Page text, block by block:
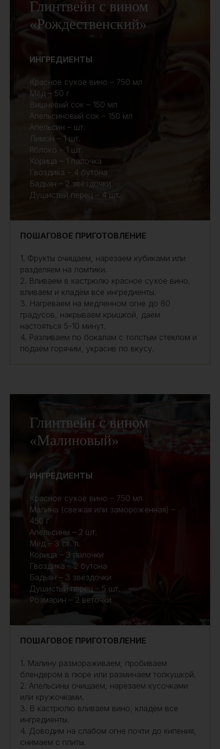
Глинтвейн с вином
«Рождественский»
ИНГРЕДИЕНТЫ
Красное сухое вино – 750 мл
Мёд – 50 г
Вишнёвый сок – 150 мл
Апельсиновый сок – 150 мл
Апельсин – шт.
Лимон – 1 шт.
Яблоко – 1 шт.
Корица – 1 палочка
Гвоздика – 4 бутона
Бадьян – 2 звёздочки
Душистый перец – 4 шт.
ПОШАГОВОЕ ПРИГОТОВЛЕНИЕ
1. Фрукты очищаем, нарезаем кубиками или
разделяем на ломтики.
2. Вливаем в кастрюлю красное сухое вино,
вливаем и кладём все ингредиенты.
3. Нагреваем на медленном огне до 80
градусов, накрываем крышкой, даём
настояться 5-10 минут.
4. Разливаем по бокалам с толстым стеклом и
подаём горячим, украсив по вкусу.
Глинтвейн с вином
«Малиновый»
ИНГРЕДИЕНТЫ
Красное сухое вино – 750 мл
Малина (свежая или замороженная) –
450 г
Апельсины – 2 шт.
Мёд – 3 ст. л.
Корица – 3 палочки
Гвоздика – 2 бутона
Бадьян – 3 звёздочки
Душистый перец – 5 шт.
Розмарин – 2 веточки
ПОШАГОВОЕ ПРИГОТОВЛЕНИЕ
1. Малину размораживаем, пробиваем
блендером в пюре или разминаем толкушкой.
2. Апельсины очищаем, нарезаем кусочками
или кружочками.
3. В кастрюлю вливаем вино, кладём все
ингредиенты.
4. Доводим на слабом огне почти до кипения,
снимаем с плиты.